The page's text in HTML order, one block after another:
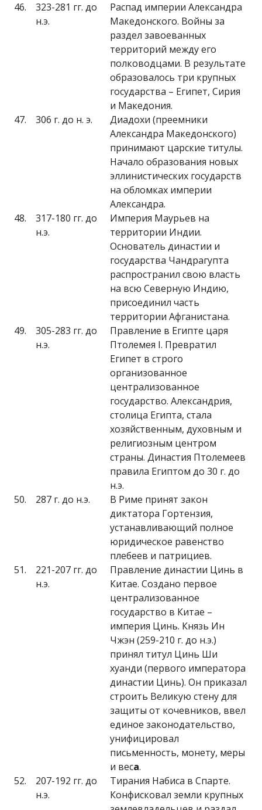
46.
323-281 гг. до
н.э.
Распад империи Александра
Македонского. Войны за
раздел завоеванных
территорий между его
полководцами. В результате
образовалось три крупных
государства – Египет, Сирия
и Македония.
47.
306 г. до н. э.
Диадохи (преемники
Александра Македонского)
принимают царские титулы.
Начало образования новых
эллинистических государств
на обломках империи
Александра.
48.
317-180 гг. до
н.э.
Империя Маурьев на
территории Индии.
Основатель династии и
государства Чандрагупта
распространил свою власть
на всю Северную Индию,
присоединил часть
территории Афганистана.
49.
305-283 гг. до
н.э.
Правление в Египте царя
Птолемея I. Превратил
Египет в строго
организованное
централизованное
государство. Александрия,
столица Египта, стала
хозяйственным, духовным и
религиозным центром
страны. Династия Птолемеев
правила Египтом до 30 г. до
н.э.
50.
287 г. до н.э.
В Риме принят закон
диктатора Гортензия,
устанавливающий полное
юридическое равенство
плебеев и патрициев.
51.
221-207 гг. до
н.э.
Правление династии Цинь в
Китае. Создано первое
централизованное
государство в Китае –
империя Цинь. Князь Ин
Чжэн (259-210 г. до н.э.)
принял титул Цинь Ши
хуанди (первого императора
династии Цинь). Он приказал
строить Великую стену для
защиты от кочевников, ввел
единое законодательство,
унифицировал
письменность, монету, меры
и веса.
52.
207-192 гг. до
н.э.
Тирания Набиса в Спарте.
Конфисковал земли крупных